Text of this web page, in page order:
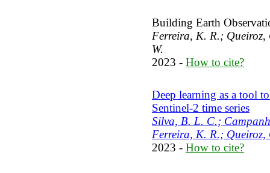
Building Earth
Ferreira, K. R.;
W.
2023 - How to cite?
Deep learning as a tool
Sentinel-2 time series
Silva, B. L. C.;
Ferreira, K. R.; Queiroz,
2023 - How to cite?